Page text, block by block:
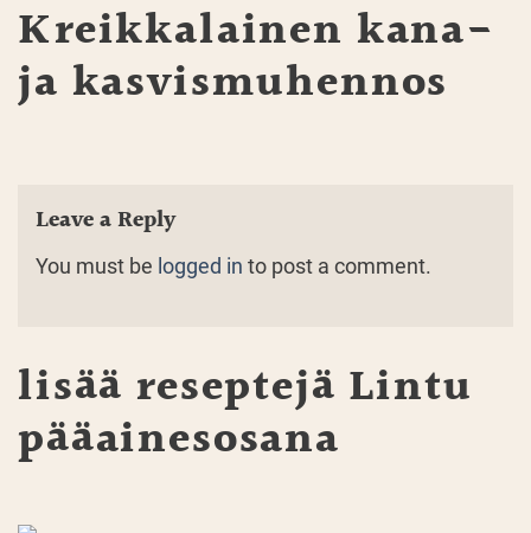
Kreikkalainen kana-
ja kasvismuhennos
Leave a Reply
You must be logged in to post a comment.
lisää reseptejä Lintu
pääainesosana